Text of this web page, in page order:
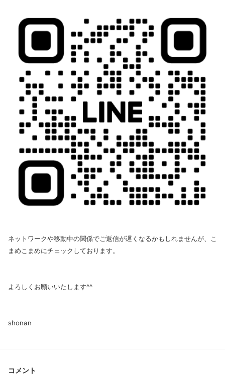
ネットワークや移動中の関係でご返信が遅くなるかもしれませんが、こ
まめこまめにチェックしております。
よろしくお願いいたします^^
shonan
コメント